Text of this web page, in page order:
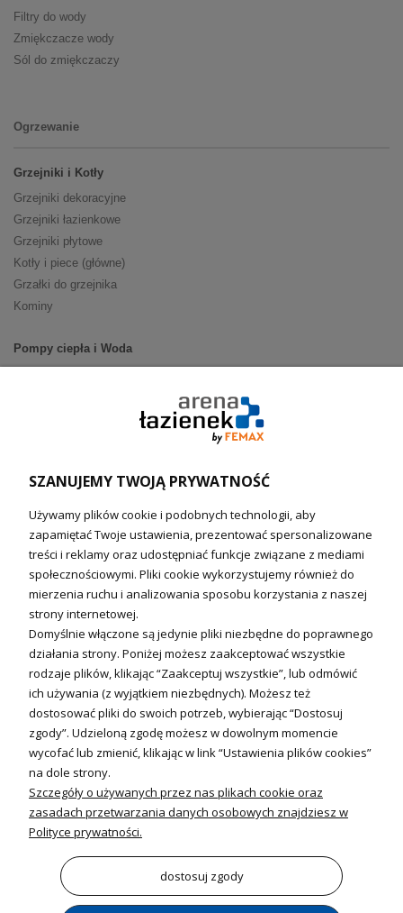
Filtry do wody
Zmiękczacze wody
Sól do zmiękczaczy
Ogrzewanie
Grzejniki i Kotły
Grzejniki dekoracyjne
Grzejniki łazienkowe
Grzejniki płytowe
Kotły i piece (główne)
Grzałki do grzejnika
Kominy
Pompy ciepła i Woda
Ogrzewanie podłogowe (główne)
Technika solarna
Fotowoltanika
Sterowniki i regulatory
Nagrzewnice i kurtyny
Kuchnia i Wentylacja
Kuchnia
Zlewozmywaki
Baterie kuchenne
Młynki do odpadów
Wentylacja i Informacje
Wentylatory
SZANUJEMY TWOJĄ PRYWATNOŚĆ
Używamy plików cookie i podobnych technologii, aby
zapamiętać Twoje ustawienia, prezentować spersonalizowane
treści i reklamy oraz udostępniać funkcje związane z mediami
społecznościowymi. Pliki cookie wykorzystujemy również do
mierzenia ruchu i analizowania sposobu korzystania z naszej
strony internetowej.
Domyślnie włączone są jedynie pliki niezbędne do poprawnego
działania strony. Poniżej możesz zaakceptować wszystkie
rodzaje plików, klikając “Zaakceptuj wszystkie”, lub odmówić
ich używania (z wyjątkiem niezbędnych). Możesz też
dostosować pliki do swoich potrzeb, wybierając “Dostosuj
zgody”. Udzieloną zgodę możesz w dowolnym momencie
wycofać lub zmienić, klikając w link “Ustawienia plików cookies”
na dole strony.
Szczegóły o używanych przez nas plikach cookie oraz
zasadach przetwarzania danych osobowych znajdziesz w
Polityce prywatności.
dostosuj zgody